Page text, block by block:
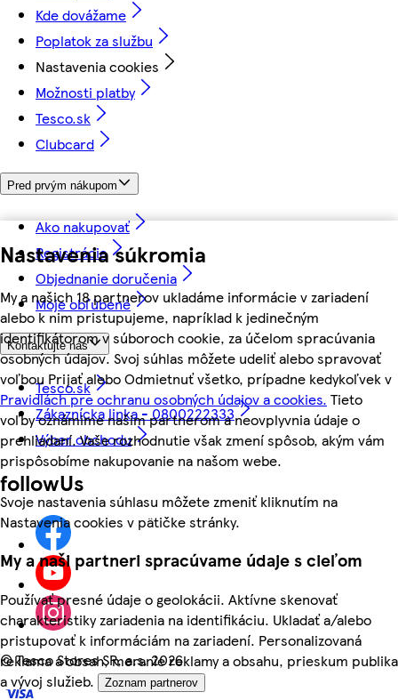
Nastavenia súkromia
My a našich 18 partnerov ukladáme informácie v zariadení
alebo k nim pristupujeme, napríklad k jedinečným
identifikátorom v súboroch cookie, za účelom spracúvania
osobných údajov. Svoj súhlas môžete udeliť alebo spravovať
voľbou Prijať alebo Odmietnuť všetko, prípadne kedykoľvek v
Pravidlách pre ochranu osobných údajov a cookies. Tieto
voľby oznámime našim partnerom a neovplyvnia údaje o
prehliadaní. Vaše rozhodnutie však zmení spôsob, akým vám
prispôsobíme nakupovanie na našom webe.
Svoje nastavenia súhlasu môžete zmeniť kliknutím na
Nastavenia cookies v pätičke stránky.
My a naši partneri spracúvame údaje s cieľom
Používať presné údaje o geolokácii. Aktívne skenovať
charakteristiky zariadenia na identifikáciu. Ukladať a/alebo
pristupovať k informáciám na zariadení. Personalizovaná
reklama a obsah, meranie reklamy a obsahu, prieskum publika
a vývoj služieb.
Zoznam partnerov
Kde dovážame
Poplatok za službu
Nastavenia cookies
Možnosti platby
Tesco.sk
Clubcard
Pred prvým nákupom
Ako nakupovať
Registrácia
Objednanie doručenia
Moje obľúbené
Kontaktujte nás
Tesco.sk
Zákaznícka linka - 0800222333
Výber obchodu
followUs
©Tesco Stores SR, a.s. 2026